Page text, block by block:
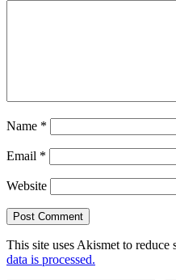
Name *
Email *
Website
This site uses Akismet to reduce
data is processed.